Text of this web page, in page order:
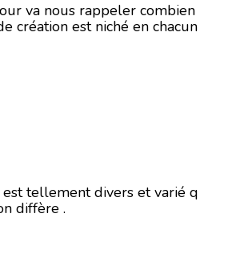
va nous rappeler combien
création est niché en chacun
est tellement divers et varié q
diffère .